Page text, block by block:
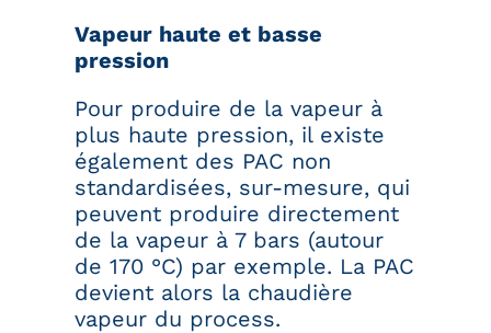
Vapeur haute et basse
pression
Pour produire de la vapeur à
plus haute pression, il existe
également des PAC non
standardisées, sur-mesure, qui
peuvent produire directement
de la vapeur à 7 bars (autour
de 170 °C) par exemple. La PAC
devient alors la chaudière
vapeur du process.